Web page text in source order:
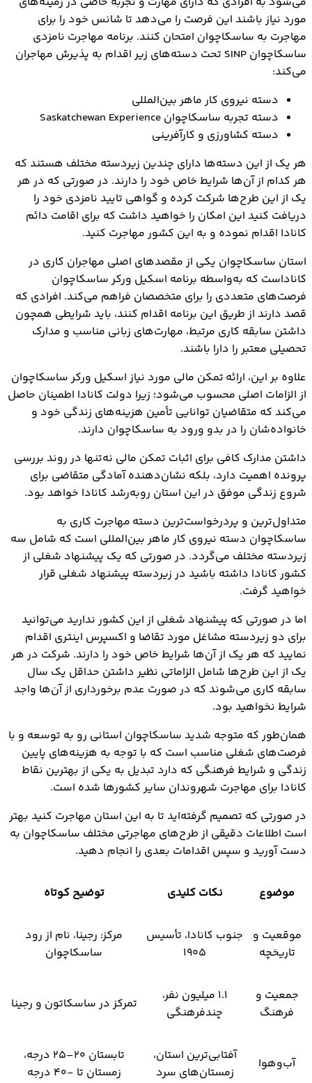
مورد نیاز باشند این فرصت را می‌دهد تا شانس خود را برای
مهاجرت به ساسکاچوان امتحان کنند. برنامه مهاجرت نامزدی
ساسکاچوان SINP تحت دسته‌های زیر اقدام به پذیرش مهاجران
می‌کند:
دسته نیروی کار ماهر بین‌المللی
دسته تجربه ساسکاچوان Saskatchewan Experience
دسته کشاورزی و کارآفرینی
هر یک از این دسته‌ها دارای چندین زیردسته مختلف هستند که
هر کدام از آن‌ها شرایط خاص خود را دارند. در صورتی که در هر
یک از این طرح‌ها شرکت کرده و گواهی تایید نامزدی خود را
دریافت کنید این امکان را خواهید داشت که برای اقامت دائم
کانادا اقدام نموده و به این کشور مهاجرت کنید.
استان ساسکاچوان یکی از مقصدهای اصلی مهاجران کاری در
کاناداست که به‌واسطه برنامه اسکیل ورکر ساسکاچوان
فرصت‌های متعددی را برای متخصصان فراهم می‌کند. افرادی که
قصد دارند از طریق این برنامه اقدام کنند، باید شرایطی همچون
داشتن سابقه کاری مرتبط، مهارت‌های زبانی مناسب و مدارک
تحصیلی معتبر را دارا باشند.
علاوه بر این، ارائه تمکن مالی مورد نیاز اسکیل ورکر ساسکاچوان
از الزامات اصلی محسوب می‌شود؛ زیرا دولت کانادا اطمینان حاصل
می‌کند که متقاضیان توانایی تأمین هزینه‌های زندگی خود و
خانواده‌شان را در بدو ورود به ساسکاچوان دارند.
داشتن مدارک کافی برای اثبات تمکن مالی نه‌تنها در روند بررسی
پرونده اهمیت دارد، بلکه نشان‌دهنده آمادگی متقاضی برای
شروع زندگی موفق در این استان رو‌به‌رشد کانادا خواهد بود.
متداول‌ترین و پردرخواست‌ترین دسته مهاجرت کاری به
ساسکاچوان دسته نیروی کار ماهر بین‌المللی است که شامل سه
زیردسته مختلف می‌گردد. در صورتی که یک پیشنهاد شغلی از
کشور کانادا داشته باشید در زیردسته پیشنهاد شغلی قرار
خواهید گرفت.
اما در صورتی که پیشنهاد شغلی از این کشور ندارید می‌توانید
برای دو زیردسته مشاغل مورد تقاضا و اکسپرس اینتری اقدام
نمایید که هر یک از آن‌ها شرایط خاص خود را دارند. شرکت در هر
یک از این طرح‌ها شامل الزاماتی نظیر داشتن حداقل یک سال
سابقه کاری می‌شوند که در صورت عدم برخورداری از آن‌ها واجد
شرایط نخواهید بود.
همان‌طور که متوجه شدید ساسکاچوان استانی رو به توسعه و با
فرصت‌های شغلی مناسب است که با توجه به هزینه‌های پایین
زندگی و شرایط فرهنگی که دارد تبدیل به یکی از بهترین نقاط
کانادا برای مهاجرت شهروندان سایر کشورها شده است.
در صورتی که تصمیم گرفته‌اید تا به این استان مهاجرت کنید بهتر
است اطلاعات دقیقی از طرح‌های مهاجرتی مختلف ساسکاچوان به
دست آورید و سپس اقدامات بعدی را انجام دهید.
موضوع نکات کلیدی توضیح کوتاه
موقعیت و
تاریخچه
جنوب کانادا، تأسیس
۱۹۰۵
مرکز: رجینا، نام از رود
ساسکاچوان
جمعیت و
فرهنگ
۱.۱ میلیون نفر،
چندفرهنگی
تمرکز در ساسکاتون و رجینا
آب‌وهوا
آفتابی‌ترین استان،
زمستان‌های سرد
تابستان ۲۰–۲۵ درجه،
زمستان تا -۴۰ درجه